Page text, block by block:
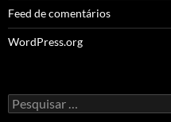
Feed de comentários
WordPress.org
Pesquisar
por: